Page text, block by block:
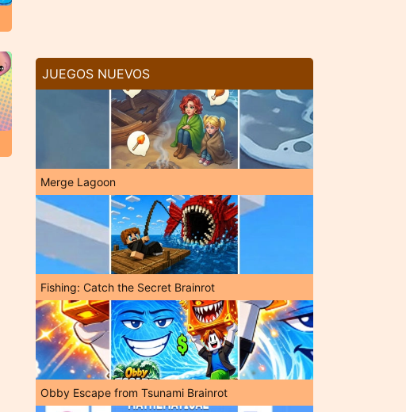
JUEGOS NUEVOS
Merge Lagoon
Fishing: Catch the Secret Brainrot
Obby Escape from Tsunami Brainrot